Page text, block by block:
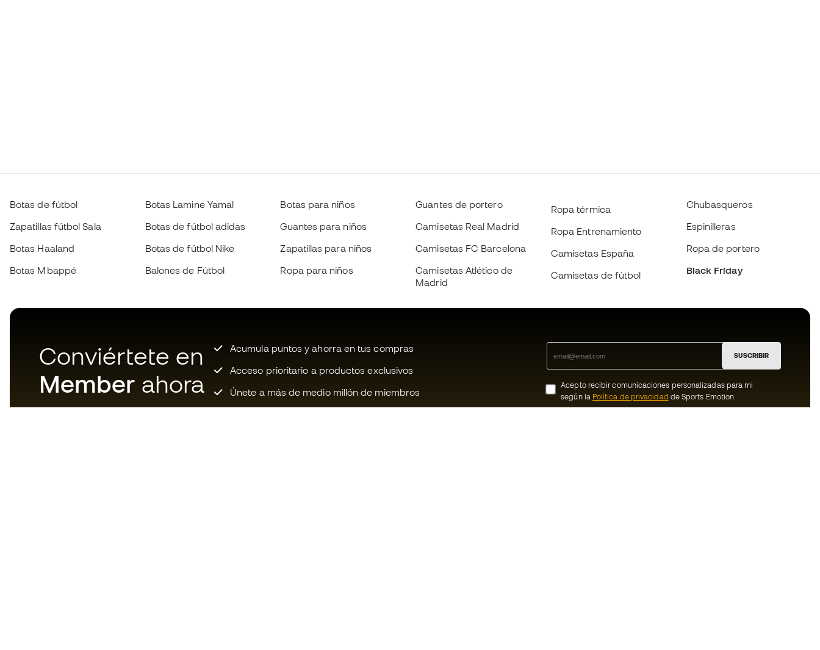
Botas de fútbol
Zapatillas fútbol Sala
Botas Haaland
Botas Mbappé
Botas Lamine Yamal
Botas de fútbol adidas
Botas de fútbol Nike
Balones de Fútbol
Botas para niños
Guantes para niños
Zapatillas para niños
Ropa para niños
Guantes de portero
Camisetas Real Madrid
Camisetas FC Barcelona
Camisetas Atlético de
Madrid
Ropa térmica
Ropa Entrenamiento
Camisetas España
Camisetas de fútbol
Chubasqueros
Espinilleras
Ropa de portero
Black Friday
Conviértete en
Member ahora
Acumula puntos y ahorra en tus compras
Acceso prioritario a productos exclusivos
Únete a más de medio millón de miembros
SUSCRIBIR
Acepto recibir comunicaciones personalizadas para mi
según la Política de privacidad de Sports Emotion.